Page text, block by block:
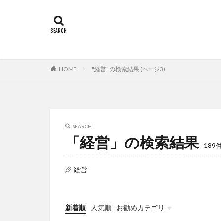
HOME "経営" の検索結果 (ページ3)
SEARCH
「経営」の検索結果 189
経営
新着順 人気順
お勧めカテゴリ